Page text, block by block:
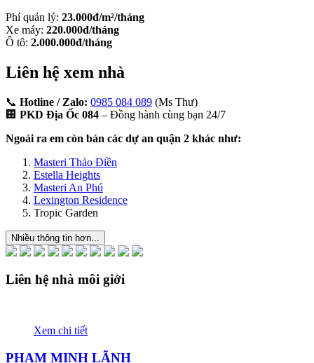
Phí quản lý: 23.000đ/m²/tháng
Xe máy: 220.000đ/tháng
Ô tô: 2.000.000đ/tháng
Liên hệ xem nhà
📞 Hotline / Zalo: 0985 084 089 (Ms Thư)
🏢 PKD Địa Ốc 084 – Đồng hành cùng bạn 24/7
Ngoài ra em còn bán các dự an quận 2 khác như:
Masteri Thảo Điền
Estella Heights
Masteri An Phú
Lexington Residence
Tropic Garden
Nhiều thông tin hơn...
Liên hệ nhà môi giới
Xem chi tiết
PHẠM MINH LÃNH